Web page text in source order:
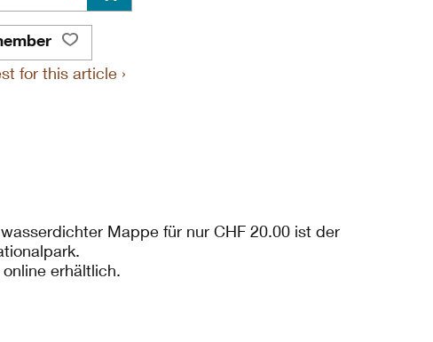
for this article ›
Mappe für nur CHF 20.00 ist der
erhältlich.